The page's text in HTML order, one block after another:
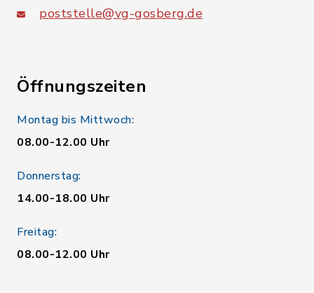
poststelle@vg-gosberg.de
Öffnungszeiten
Montag bis Mittwoch:
08.00-12.00 Uhr
Donnerstag:
14.00-18.00 Uhr
Freitag:
08.00-12.00 Uhr